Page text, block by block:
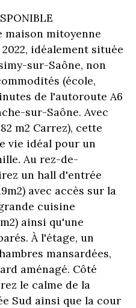
maison mitoyenne
idéalement située
sur-Saône, non
(école,
de l'autoroute A6
sur-Saône. Avec
m2 Carrez), cette
vie idéal pour un
Au rez-de-
un hall d'entrée
avec accès sur la
cuisine
ainsi qu'une
À l'étage, un
mansardées,
aménagé. Côté
le calme de la
Sud ainsi que la cour